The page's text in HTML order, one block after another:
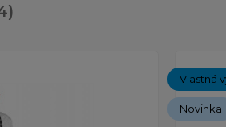
Vlastná
Novinka